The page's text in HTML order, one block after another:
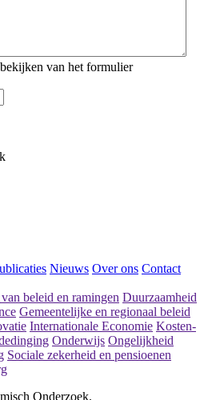
van het formulier
Nieuws Over ons Contact
beleid en ramingen Duurzaamheid
Gemeentelijke en regionaal beleid
Internationale Economie Kosten-
Onderwijs Ongelijkheid
Sociale zekerheid en pensioenen
Onderzoek.